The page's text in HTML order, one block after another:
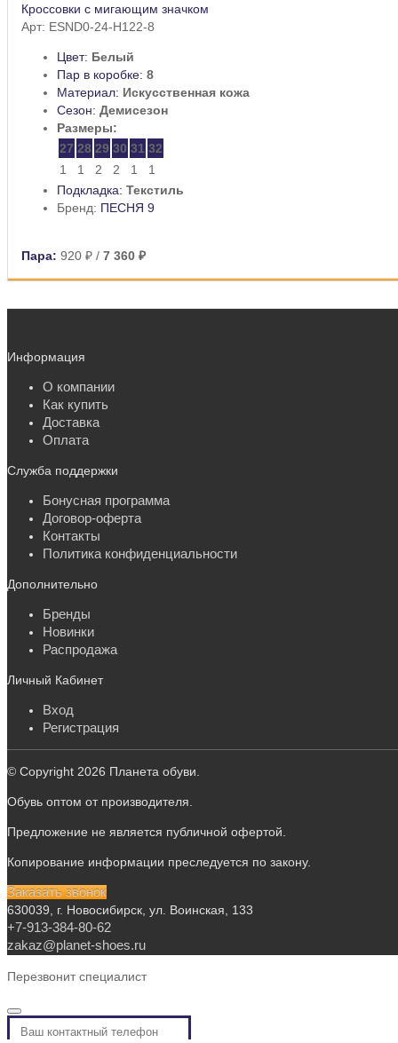
Кроссовки с мигающим значком
Арт: ESND0-24-H122-8
Цвет: Белый
Пар в коробке: 8
Материал: Искусственная кожа
Сезон: Демисезон
Размеры:
27 28 29 30 31 32
1
1 2 2 1
1
Подкладка: Текстиль
Бренд: ПЕСНЯ 9
Пара: 920 ₽ / 7 360 ₽
Информация
О компании
Как купить
Доставка
Оплата
Служба поддержки
Бонусная программа
Договор-оферта
Контакты
Политика конфиденциальности
Дополнительно
Бренды
Новинки
Распродажа
Личный Кабинет
Вход
Регистрация
© Copyright 2026 Планета обуви.
Обувь оптом от производителя.
Предложение не является публичной офертой.
Копирование информации преследуется по закону.
Заказать звонок
630039, г. Новосибирск, ул. Воинская, 133
+7-913-384-80-62
zakaz@planet-shoes.ru
Перезвонит специалист